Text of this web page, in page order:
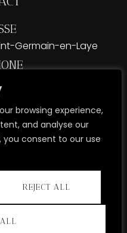
browsing experience,
and analyse our
you consent to our use
REJECT ALL
Germain-en-Laye
51 59 (additionnel)
de la Mariée Paris | Site
Marketing
légales